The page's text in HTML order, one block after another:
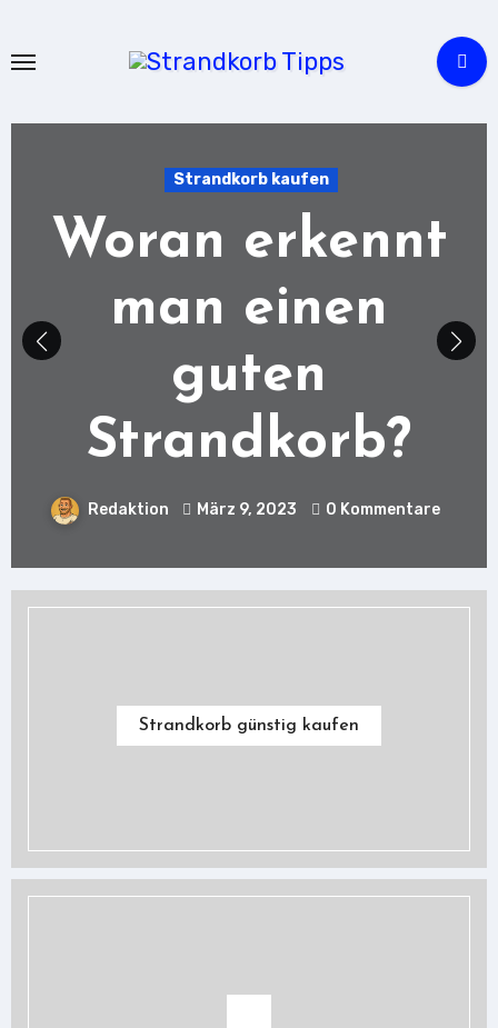
springen
Strandkorb kaufen
Woran erkennt
man einen
guten
Strandkorb?
Redaktion März 9, 2023 0 Kommentare
Strandkorb günstig kaufen